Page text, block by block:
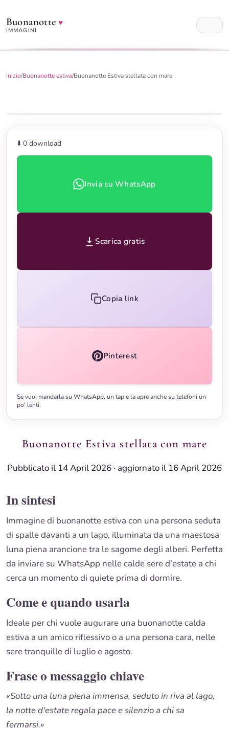
Buonanotte♥
IMMAGINI
Inizio/Buonanotte estiva/Buonanotte Estiva stellata con mare
⬇️ 0 download
Invia su WhatsApp
Scarica gratis
Copia link
Pinterest
Se vuoi mandarla su WhatsApp, un tap e la apre anche su telefoni un
po' lenti.
Buonanotte Estiva stellata con mare
Pubblicato il 14 April 2026 · aggiornato il 16 April 2026
In sintesi
Immagine di buonanotte estiva con una persona seduta
di spalle davanti a un lago, illuminata da una maestosa
luna piena arancione tra le sagome degli alberi. Perfetta
da inviare su WhatsApp nelle calde sere d'estate a chi
cerca un momento di quiete prima di dormire.
Come e quando usarla
Ideale per chi vuole augurare una buonanotte calda
estiva a un amico riflessivo o a una persona cara, nelle
sere tranquille di luglio e agosto.
Frase o messaggio chiave
«Sotto una luna piena immensa, seduto in riva al lago,
la notte d'estate regala pace e silenzio a chi sa
fermarsi.»